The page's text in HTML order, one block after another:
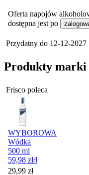
Oferta napojów
dostępna jest po
Przydatny do 12-12-2027
Produkty
Frisco poleca
WYBOROWA
Wódka
500 ml
59,98 zł/l
Cena
29,99 zł